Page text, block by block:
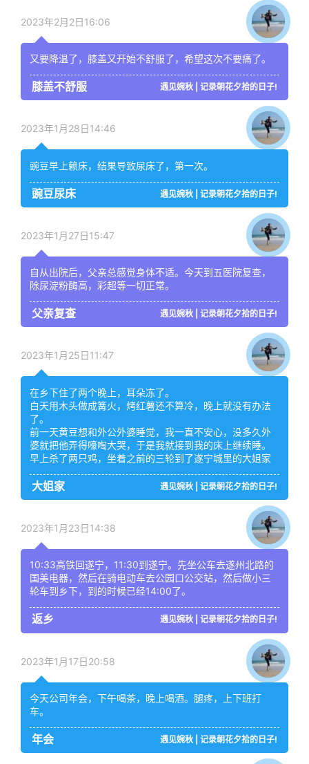
2023年2月2日16:06
又要降温了，膝盖又开始不舒服了，希望这次不要痛了。
膝盖不舒服 遇见婉秋 | 记录朝花夕拾的日子!
2023年1月28日14:46
豌豆早上赖床，结果导致尿床了，第一次。
豌豆尿床 遇见婉秋 | 记录朝花夕拾的日子!
2023年1月27日15:47
自从出院后，父亲总感觉身体不适。今天到五医院复查，
除尿淀粉酶高，彩超等一切正常。
父亲复查 遇见婉秋 | 记录朝花夕拾的日子!
2023年1月25日11:47
在乡下住了两个晚上，耳朵冻了。
白天用木头做成篝火，烤红薯还不算冷，晚上就没有办法
了。
前一天黄豆想和外公外婆睡觉，我一直不安心，没多久外
婆就把他弄得嚎啕大哭，于是我就接到我的床上继续睡。
早上杀了两只鸡，坐着之前的三轮到了遂宁城里的大姐家
大姐家 遇见婉秋 | 记录朝花夕拾的日子!
2023年1月23日14:38
10:33高铁回遂宁，11:30到遂宁。先坐公车去遂州北路的
国美电器，然后在骑电动车去公园口公交站，然后做小三
轮车到乡下，到的时候已经14:00了。
返乡 遇见婉秋 | 记录朝花夕拾的日子!
2023年1月17日20:58
今天公司年会，下午喝茶，晚上喝酒。腿疼，上下班打
车。
年会 遇见婉秋 | 记录朝花夕拾的日子!